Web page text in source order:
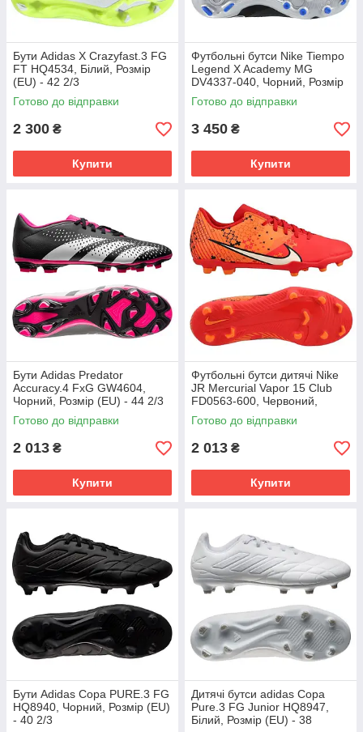
Бути Adidas X Crazyfast.3 FG
FT HQ4534, Білий, Розмір
(EU) - 42 2/3
Готово до відправки
2 300 ₴
Купити
Футбольні бутси Nike Tiempo
Legend X Academy MG
DV4337-040, Чорний, Розмір
(EU) - 43
Готово до відправки
3 450 ₴
Купити
Бути Adidas Predator
Accuracy.4 FxG GW4604,
Чорний, Розмір (EU) - 44 2/3
Готово до відправки
2 013 ₴
Купити
Футбольні бутси дитячі Nike
JR Mercurial Vapor 15 Club
FD0563-600, Червоний,
Розмір (EU) - 38
Готово до відправки
2 013 ₴
Купити
Бути Adidas Copa PURE.3 FG
HQ8940, Чорний, Розмір (EU)
- 40 2/3
Дитячі бутси adidas Copa
Pure.3 FG Junior HQ8947,
Білий, Розмір (EU) - 38